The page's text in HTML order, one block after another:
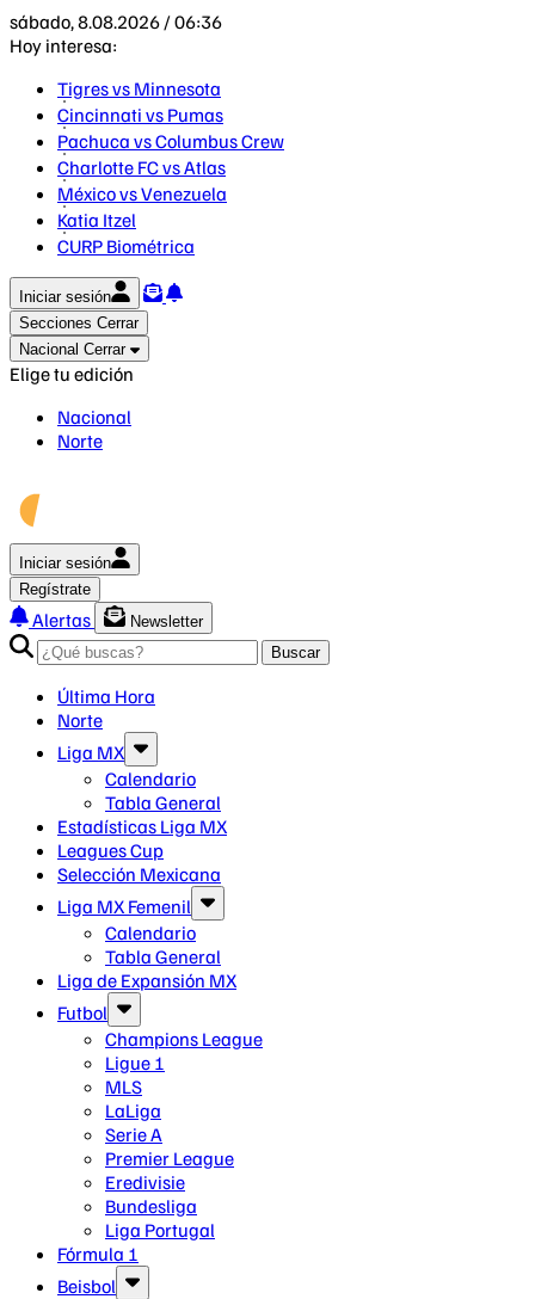
sábado, 8.08.2026 / 06:36
Hoy interesa:
Tigres vs Minnesota
Cincinnati vs Pumas
Pachuca vs Columbus Crew
Charlotte FC vs Atlas
México vs Venezuela
Katia Itzel
CURP Biométrica
Iniciar sesión
Secciones Cerrar
Nacional Cerrar
Elige tu edición
Nacional
Norte
Iniciar sesión
Regístrate
Alertas
Newsletter
Buscar
Última Hora
Norte
Liga MX
Calendario
Tabla General
Estadísticas Liga MX
Leagues Cup
Selección Mexicana
Liga MX Femenil
Calendario
Tabla General
Liga de Expansión MX
Futbol
Champions League
Ligue 1
MLS
LaLiga
Serie A
Premier League
Eredivisie
Bundesliga
Liga Portugal
Fórmula 1
Beisbol